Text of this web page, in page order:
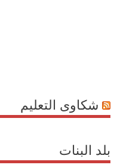
شكاوى التعليم
بلد البنات